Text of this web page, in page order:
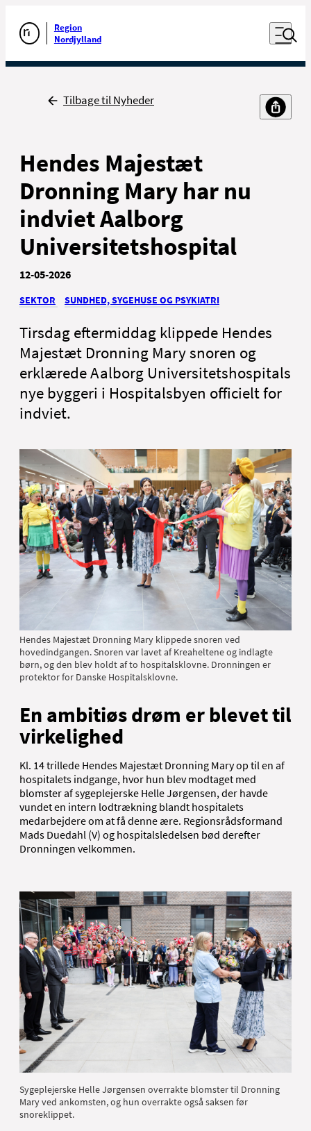
Gå til forsiden
Region
Nordjylland
Åben
Udfør søgning
Til sundhedsfaglige
Kontakt
Nyheder, presse og kommunikation
For ansatte
Tilbage til Nyheder
Hendes Majestæt
Dronning Mary har nu
indviet Aalborg
Universitetshospital
12-05-2026
SEKTOR SUNDHED, SYGEHUSE OG PSYKIATRI
Tirsdag eftermiddag klippede Hendes
Majestæt Dronning Mary snoren og
erklærede Aalborg Universitetshospitals
nye byggeri i Hospitalsbyen officielt for
indviet.
Hendes Majestæt Dronning Mary klippede snoren ved
hovedindgangen. Snoren var lavet af Kreaheltene og indlagte
børn, og den blev holdt af to hospitalsklovne. Dronningen er
protektor for Danske Hospitalsklovne.
En ambitiøs drøm er blevet til
virkelighed
Kl. 14 trillede Hendes Majestæt Dronning Mary op til en af
hospitalets indgange, hvor hun blev modtaget med
blomster af sygeplejerske Helle Jørgensen, der havde
vundet en intern lodtrækning blandt hospitalets
medarbejdere om at få denne ære. Regionsrådsformand
Mads Duedahl (V) og hospitalsledelsen bød derefter
Dronningen velkommen.
Sygeplejerske Helle Jørgensen overrakte blomster til Dronning
Mary ved ankomsten, og hun overrakte også saksen før
snoreklippet.